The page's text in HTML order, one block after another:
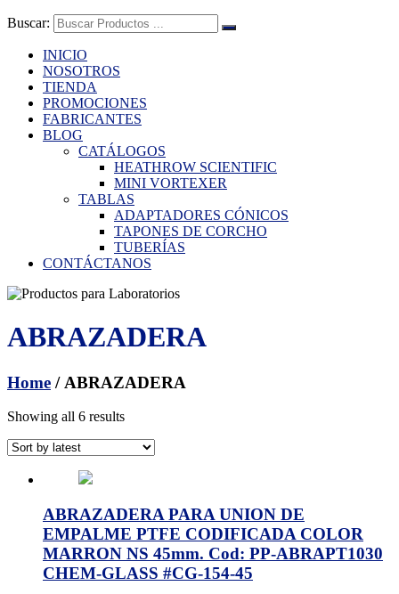
Buscar:
INICIO
NOSOTROS
TIENDA
PROMOCIONES
FABRICANTES
BLOG
CATÁLOGOS
HEATHROW SCIENTIFIC
MINI VORTEXER
TABLAS
ADAPTADORES CÓNICOS
TAPONES DE CORCHO
TUBERÍAS
CONTÁCTANOS
ABRAZADERA
Home / ABRAZADERA
Showing all 6 results
ABRAZADERA PARA UNION DE
EMPALME PTFE CODIFICADA COLOR
MARRON NS 45mm. Cod: PP-ABRAPT1030
CHEM-GLASS #CG-154-45